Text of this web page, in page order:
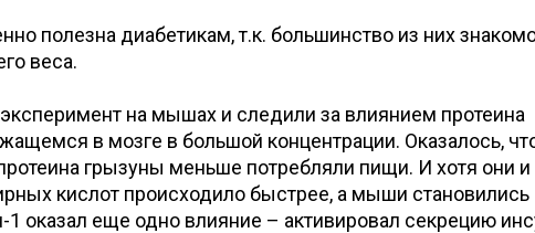
полезна диабетикам, т.к. большинство из них
веса.
на мышах и следили за влиянием протеина
в мозге в большой концентрации. Оказалось,
грызуны меньше потребляли пищи. И хотя они и
кислот происходило быстрее, а мыши становились
1 оказал еще одно влияние – активировал секрецию